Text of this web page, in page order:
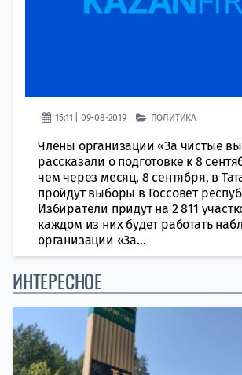
15:11 | 09-08-2019 ПОЛИТИКА
Члены организации «За чистые
рассказали о подготовке к 8
чем через месяц, 8 сентября, в
пройдут выборы в Госсовет
Избиратели придут на 2 811
каждом из них будет работать
организации «За...
ИНТЕРЕСНОЕ